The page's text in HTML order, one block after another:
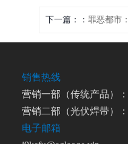
下一篇：
销售热线
营销一部（传统产品）
营销二部（光伏焊带）
电子邮箱